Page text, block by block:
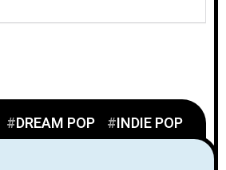
DREAM POP INDIE POP